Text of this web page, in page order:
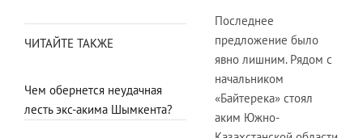
ЧИТАЙТЕ ТАКЖЕ
Чем обернется неудачная
лесть экс-акима Шымкента?
Последнее
предложение было
явно лишним. Рядом с
начальником
«Байтерека» стоял
аким Южно-